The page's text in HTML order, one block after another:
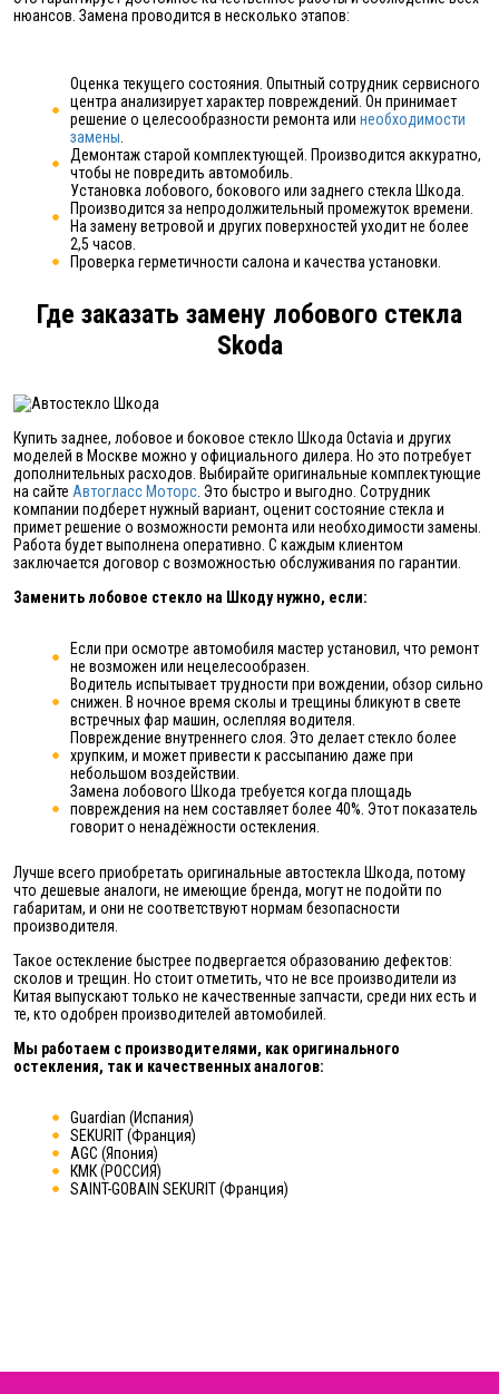
нюансов. Замена проводится в несколько этапов:
Оценка текущего состояния. Опытный сотрудник сервисного
центра анализирует характер повреждений. Он принимает
решение о целесообразности ремонта или необходимости
замены
Демонтаж старой комплектующей. Производится аккуратно,
чтобы не повредить автомобиль.
Установка лобового, бокового или заднего стекла Шкода.
Производится за непродолжительный промежуток времени.
На замену ветровой и других поверхностей уходит не более
2,5 часов.
Проверка герметичности салона и качества установки.
Где заказать замену лобового стекла
Skoda
Купить заднее, лобовое и боковое стекло Шкода Octavia и других
моделей в Москве можно у официального дилера. Но это потребует
дополнительных расходов. Выбирайте оригинальные комплектующие
на сайте Автогласс Моторс . Это быстро и выгодно. Сотрудник
компании подберет нужный вариант, оценит состояние стекла и
примет решение о возможности ремонта или необходимости замены.
Работа будет выполнена оперативно. С каждым клиентом
заключается договор с возможностью обслуживания по гарантии.
Заменить лобовое стекло на Шкоду нужно, если:
Если при осмотре автомобиля мастер установил, что ремонт
не возможен или нецелесообразен.
Водитель испытывает трудности при вождении, обзор сильно
снижен. В ночное время сколы и трещины бликуют в свете
встречных фар машин, ослепляя водителя.
Повреждение внутреннего слоя. Это делает стекло более
хрупким, и может привести к рассыпанию даже при
небольшом воздействии.
Замена лобового Шкода требуется когда площадь
повреждения на нем составляет более 40%. Этот показатель
говорит о ненадёжности остекления.
Лучше всего приобретать оригинальные автостекла Шкода, потому
что дешевые аналоги, не имеющие бренда, могут не подойти по
габаритам, и они не соответствуют нормам безопасности
производителя.
Такое остекление быстрее подвергается образованию дефектов:
сколов и трещин. Но стоит отметить, что не все производители из
Китая выпускают только не качественные запчасти, среди них есть и
те, кто одобрен производителей автомобилей.
Мы работаем с производителями, как оригинального
остекления, так и качественных аналогов:
Guardian (Испания)
SEKURIT (Франция)
AGC (Япония)
КМК (РОССИЯ)
SAINT-GOBAIN SEKURIT (Франция)